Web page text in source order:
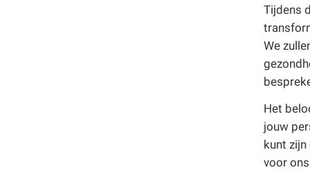
Tijdens
We
Het
jouw
kunt
voor